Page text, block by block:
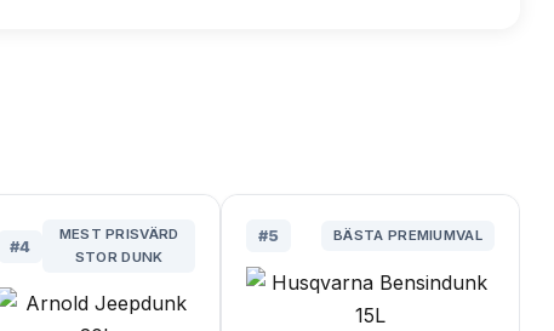
#4
MEST PRISVÄRD
STOR DUNK
#5 BÄSTA PREMIUMVAL